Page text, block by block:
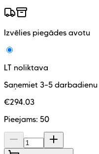
Izvēlies piegādes avotu
LT noliktava
Saņemiet 3–5
€294.03
Pieejams: 50